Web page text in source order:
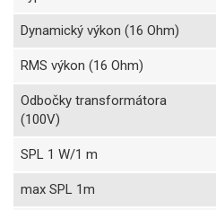
Dynamický výkon (16 Ohm)
RMS výkon (16 Ohm)
Odbočky transformátora
(100V)
SPL 1 W/1 m
max SPL 1m